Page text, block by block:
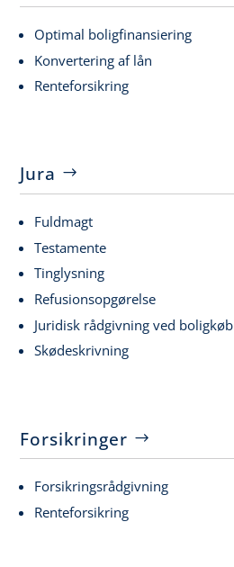
Optimal boligfinansiering
Konvertering af lån
Renteforsikring
Jura
Fuldmagt
Testamente
Tinglysning
Refusionsopgørelse
Juridisk rådgivning ved boligkøb
Skødeskrivning
Forsikringer
Forsikringsrådgivning
Renteforsikring